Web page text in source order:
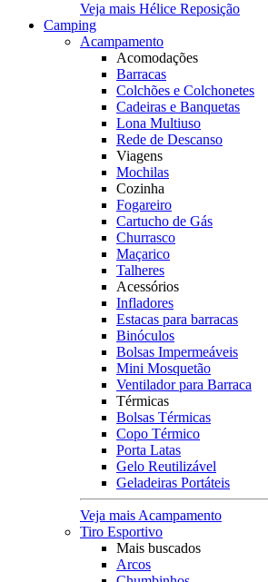
Veja mais Hélice Reposição
Camping
Acampamento
Acomodações
Barracas
Colchões e Colchonetes
Cadeiras e Banquetas
Lona Multiuso
Rede de Descanso
Viagens
Mochilas
Cozinha
Fogareiro
Cartucho de Gás
Churrasco
Maçarico
Talheres
Acessórios
Infladores
Estacas para barracas
Binóculos
Bolsas Impermeáveis
Mini Mosquetão
Ventilador para Barraca
Térmicas
Bolsas Térmicas
Copo Térmico
Porta Latas
Gelo Reutilizável
Geladeiras Portáteis
Veja mais Acampamento
Tiro Esportivo
Mais buscados
Arcos